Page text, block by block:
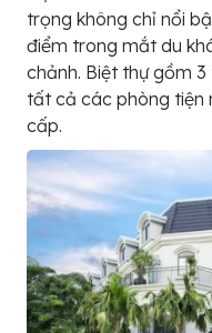
trọng không chỉ nổi
điểm trong mắt du
chảnh. Biệt thự gồm
tất cả các phòng tiện
cấp.